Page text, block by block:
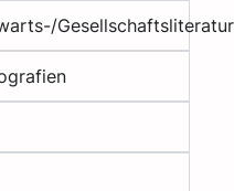
Gesellschaftsliteratur